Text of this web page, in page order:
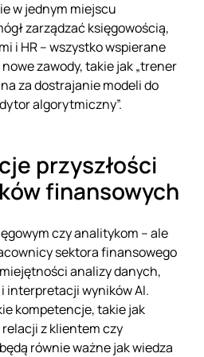
w jednym miejscu
zarządzać księgowością,
i HR – wszystko wspierane
zawody, takie jak „trener
za dostrajanie modeli do
algorytmiczny”.
przyszłości
finansowych
czy analitykom – ale
sektora finansowego
analizy danych,
interpretacji wyników AI.
kompetencje, takie jak
z klientem czy
równie ważne jak wiedza